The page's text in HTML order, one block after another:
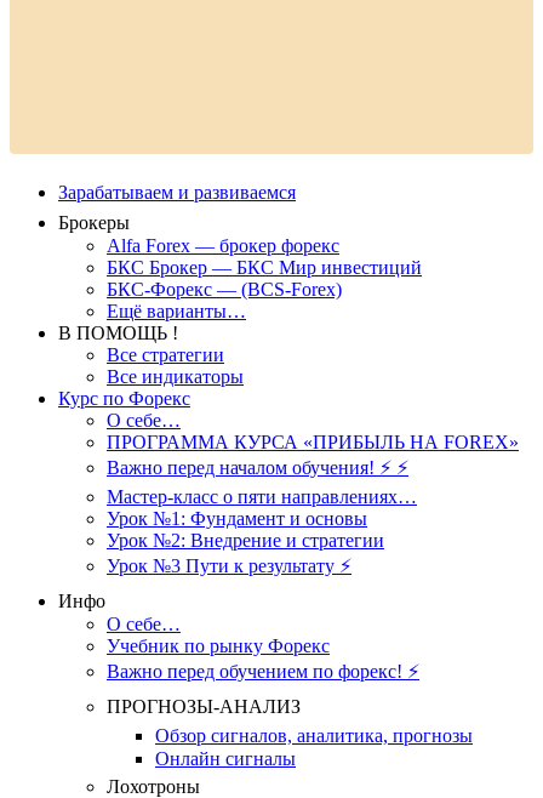
Зарабатываем и развиваемся
Брокеры
Alfa Forex — брокер форекс
БКС Брокер — БКС Мир инвестиций
БКС-Форекс — (BCS-Forex)
Ещё варианты…
В ПОМОЩЬ !
Все стратегии
Все индикаторы
Курс по Форекс
О себе…
ПРОГРАММА КУРСА «ПРИБЫЛЬ НА FOREX»
Важно перед началом обучения! ⚡ ⚡
Мастер-класс о пяти направлениях…
Урок №1: Фундамент и основы
Урок №2: Внедрение и стратегии
Урок №3 Пути к результату ⚡️
Инфо
О себе…
Учебник по рынку Форекс
Важно перед обучением по форекс! ⚡
ПРОГНОЗЫ-АНАЛИЗ
Обзор сигналов, аналитика, прогнозы
Онлайн сигналы
Лохотроны